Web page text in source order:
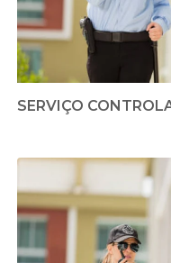
SERVIÇO